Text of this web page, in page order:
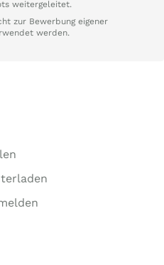
weitergeleitet.
zur Bewerbung eigener
werden.